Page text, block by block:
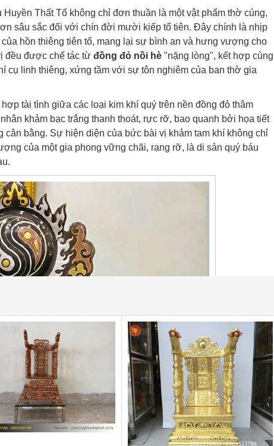
Thất Tổ không chỉ đơn thuần là một vật phẩm thờ cúng,
sâu sắc đối với chín đời mười kiếp tổ tiên. Đây chính là nhịp
hồn thiêng tiên tổ, mang lại sự bình an và hưng vượng cho
đều được chế tác từđồng đỏ nồi hè "nặng lòng", kết hợp cùng
cụ linh thiêng, xứng tầm với sự tôn nghiêm của ban thờ gia
tài tình giữa các loại kim khí quý trên nền đồng đỏ thâm
khảm bạc trắng thanh thoát, rực rỡ, bao quanh bởi họa tiết
bằng. Sự hiện diện của bức bài vị khảm tam khí không chỉ
của một gia phong vững chãi, rạng rỡ, là di sản quý báu